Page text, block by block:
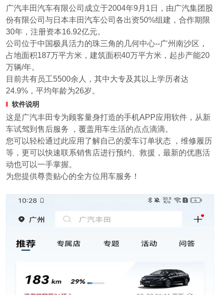
广汽丰田汽车有限公司成立于2004年9月1日，由广汽集团股
份有限公司与日本丰田汽车公司各出资50%组建，合作期限
30年，注册资本16.92亿元。
公司位于中国极具活力的珠三角的几何中心--广州南沙区，
占地面积187万平方米，建筑面积40万平方米，起步产能20
万辆/年。
目前共有员工5500余人，其中大专及其以上学历者达
24.9%，平均年龄为26岁。
软件说明
这是广汽丰田专为顾客量身打造的手机APP应用软件，从新
车试驾到售后服务 ，覆盖用车生活的点点滴滴。
您可以轻松通过此应用了解自己的爱车订单状态 ，维修履历
等，更可以快速联系销售店进行预约、救援，最新的优惠活
动也可以一手掌握。
为您提供尊贵贴心的全方位用车服务！